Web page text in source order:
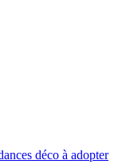
déco à adopter